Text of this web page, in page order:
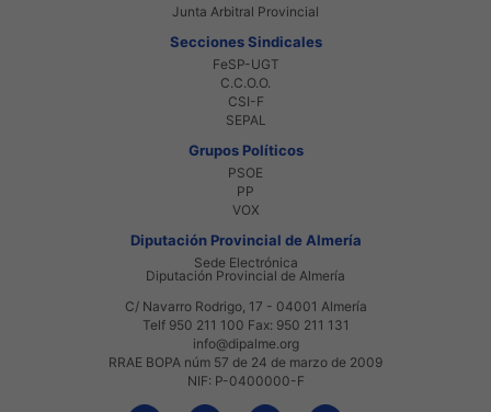
Junta Arbitral Provincial
Secciones Sindicales
FeSP-UGT
C.C.O.O.
CSI-F
SEPAL
Grupos Políticos
PSOE
PP
VOX
Diputación Provincial de Almería
Sede Electrónica
Diputación Provincial de Almería
C/ Navarro Rodrigo, 17 - 04001 Almería
Telf 950 211 100 Fax: 950 211 131
info@dipalme.org
RRAE BOPA núm 57 de 24 de marzo de 2009
NIF: P-0400000-F